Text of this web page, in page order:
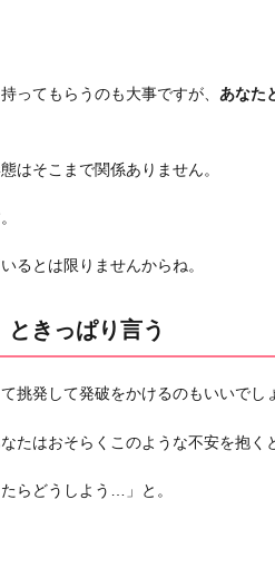
ってもらうのも大事ですが、 あなた
はそこまで関係ありません。
るとは限りませんからね。
きっぱり言う
挑発して発破をかけるのもいいでし
たはおそらくこのような不安を抱く
らどうしよう…」と。